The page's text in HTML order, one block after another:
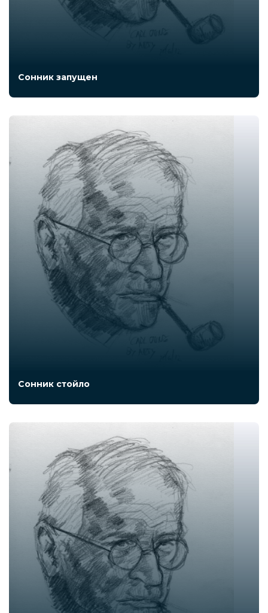
Сонник запущен
Сонник стойло